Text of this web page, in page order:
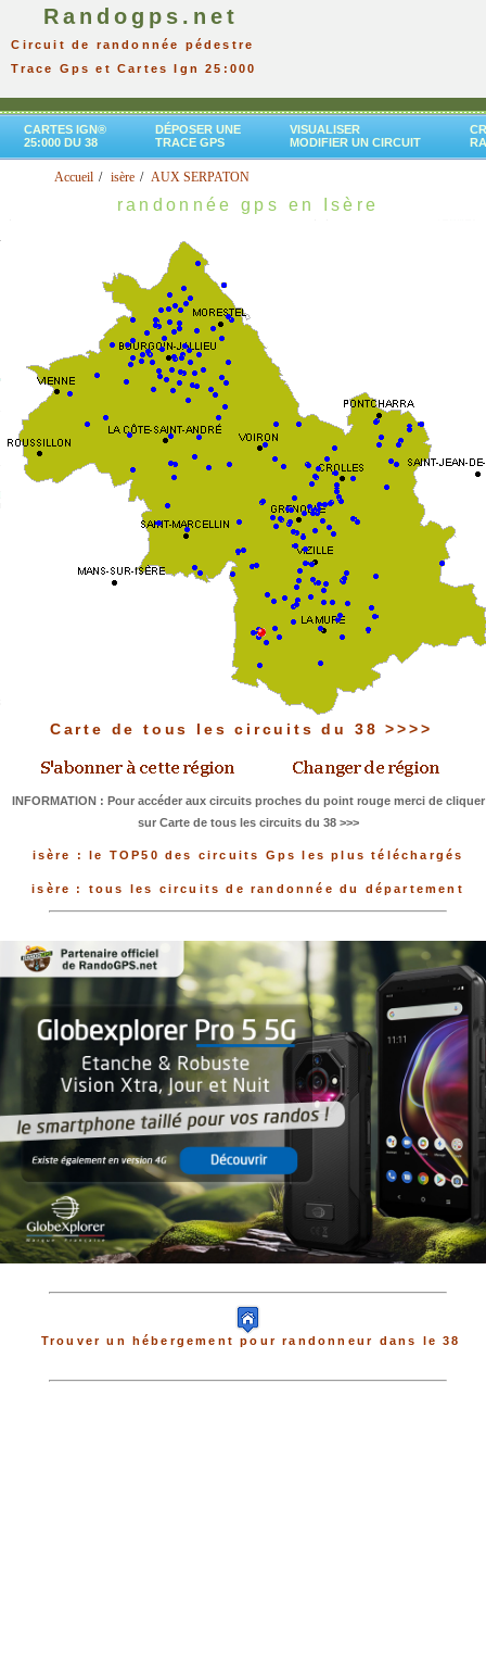
Randogps.net
Circuit de randonnée pédestre
Trace Gps et Cartes Ign 25:000
CARTES IGN®
25:000 DU 38
DÉPOSER UNE
TRACE GPS
VISUALISER
MODIFIER UN CIRCUIT
Accueil isère AUX SERPATON
randonnée gps en Isère
Carte de tous les circuits du 38 >>>>
INFORMATION : Pour accéder aux circuits proches du point rouge merci de cliquer
sur Carte de tous les circuits du 38 >>>
isère : le TOP50 des circuits Gps les plus téléchargés
isère : tous les circuits de randonnée du département
Trouver un hébergement pour randonneur dans le 38